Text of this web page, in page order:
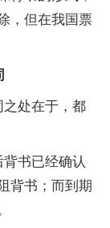
，但在我国票
处在于，都
书已经确认
背书；而到期